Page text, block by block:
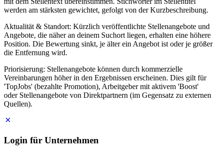
werden am stärksten gewichtet, gefolgt von der Kurzbeschreibung.
Aktualität & Standort: Kürzlich veröffentlichte Stellenangebote und
Angebote, die näher an deinem Suchort liegen, erhalten eine höhere
Position. Die Bewertung sinkt, je älter ein Angebot ist oder je größer
die Entfernung wird.
Priorisierung: Stellenangebote können durch kommerzielle
Vereinbarungen höher in den Ergebnissen erscheinen. Dies gilt für
'TopJobs' (bezahlte Promotion), Arbeitgeber mit aktivem 'Boost'
oder Stellenangebote von Direktpartnern (im Gegensatz zu externen
Quellen).
Login für Unternehmen